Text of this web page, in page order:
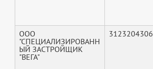
ООО
"СПЕЦИАЛИЗИРОВАНН
ЫЙ ЗАСТРОЙЩИК
"ВЕГА"
3123204306